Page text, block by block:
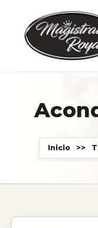
Inicio >>